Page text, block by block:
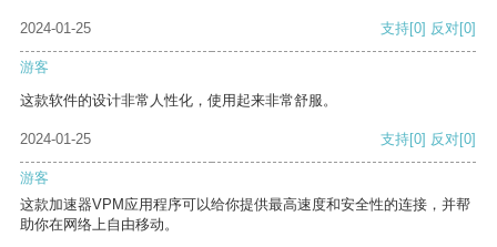
2024-01-25 支持[0] 反对[0]
游客
这款软件的设计非常人性化，使用起来非常舒服。
2024-01-25 支持[0] 反对[0]
游客
这款加速器VPM应用程序可以给你提供最高速度和安全性的连接，并帮
助你在网络上自由移动。